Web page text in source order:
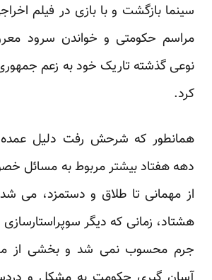
سینما بازگشت و با بازی در فیلم
مراسم حکومتی و خواندن سرود
نوعی گذشته تاریک خود به زعم
کرد.
همانطور که شرحش رفت دلیل
دهه هفتاد بیشتر مربوط به مسائل
از مهمانی تا طلاق و دستمزد، می
هشتاد، زمانی که دیگر
جرم محسوب نمی شد و بخشی از